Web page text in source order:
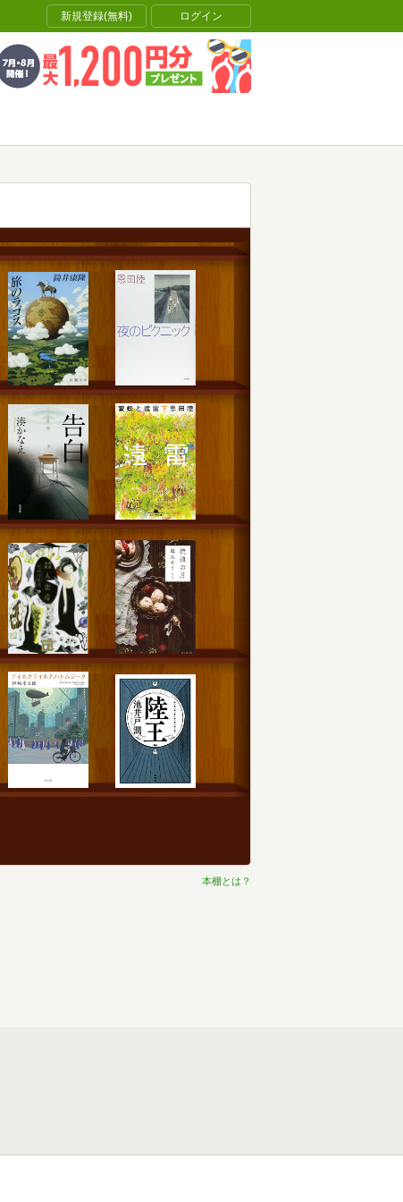
新規登録(無料) ログイン
本棚とは？